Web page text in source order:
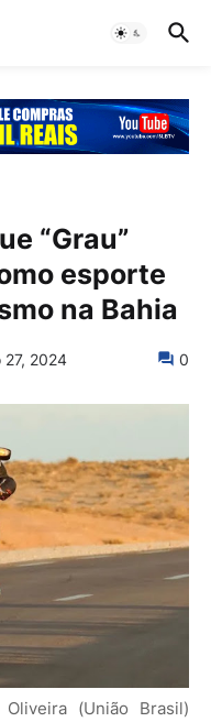
“Grau”
esporte
na Bahia
27, 2024 0
(União Brasil)